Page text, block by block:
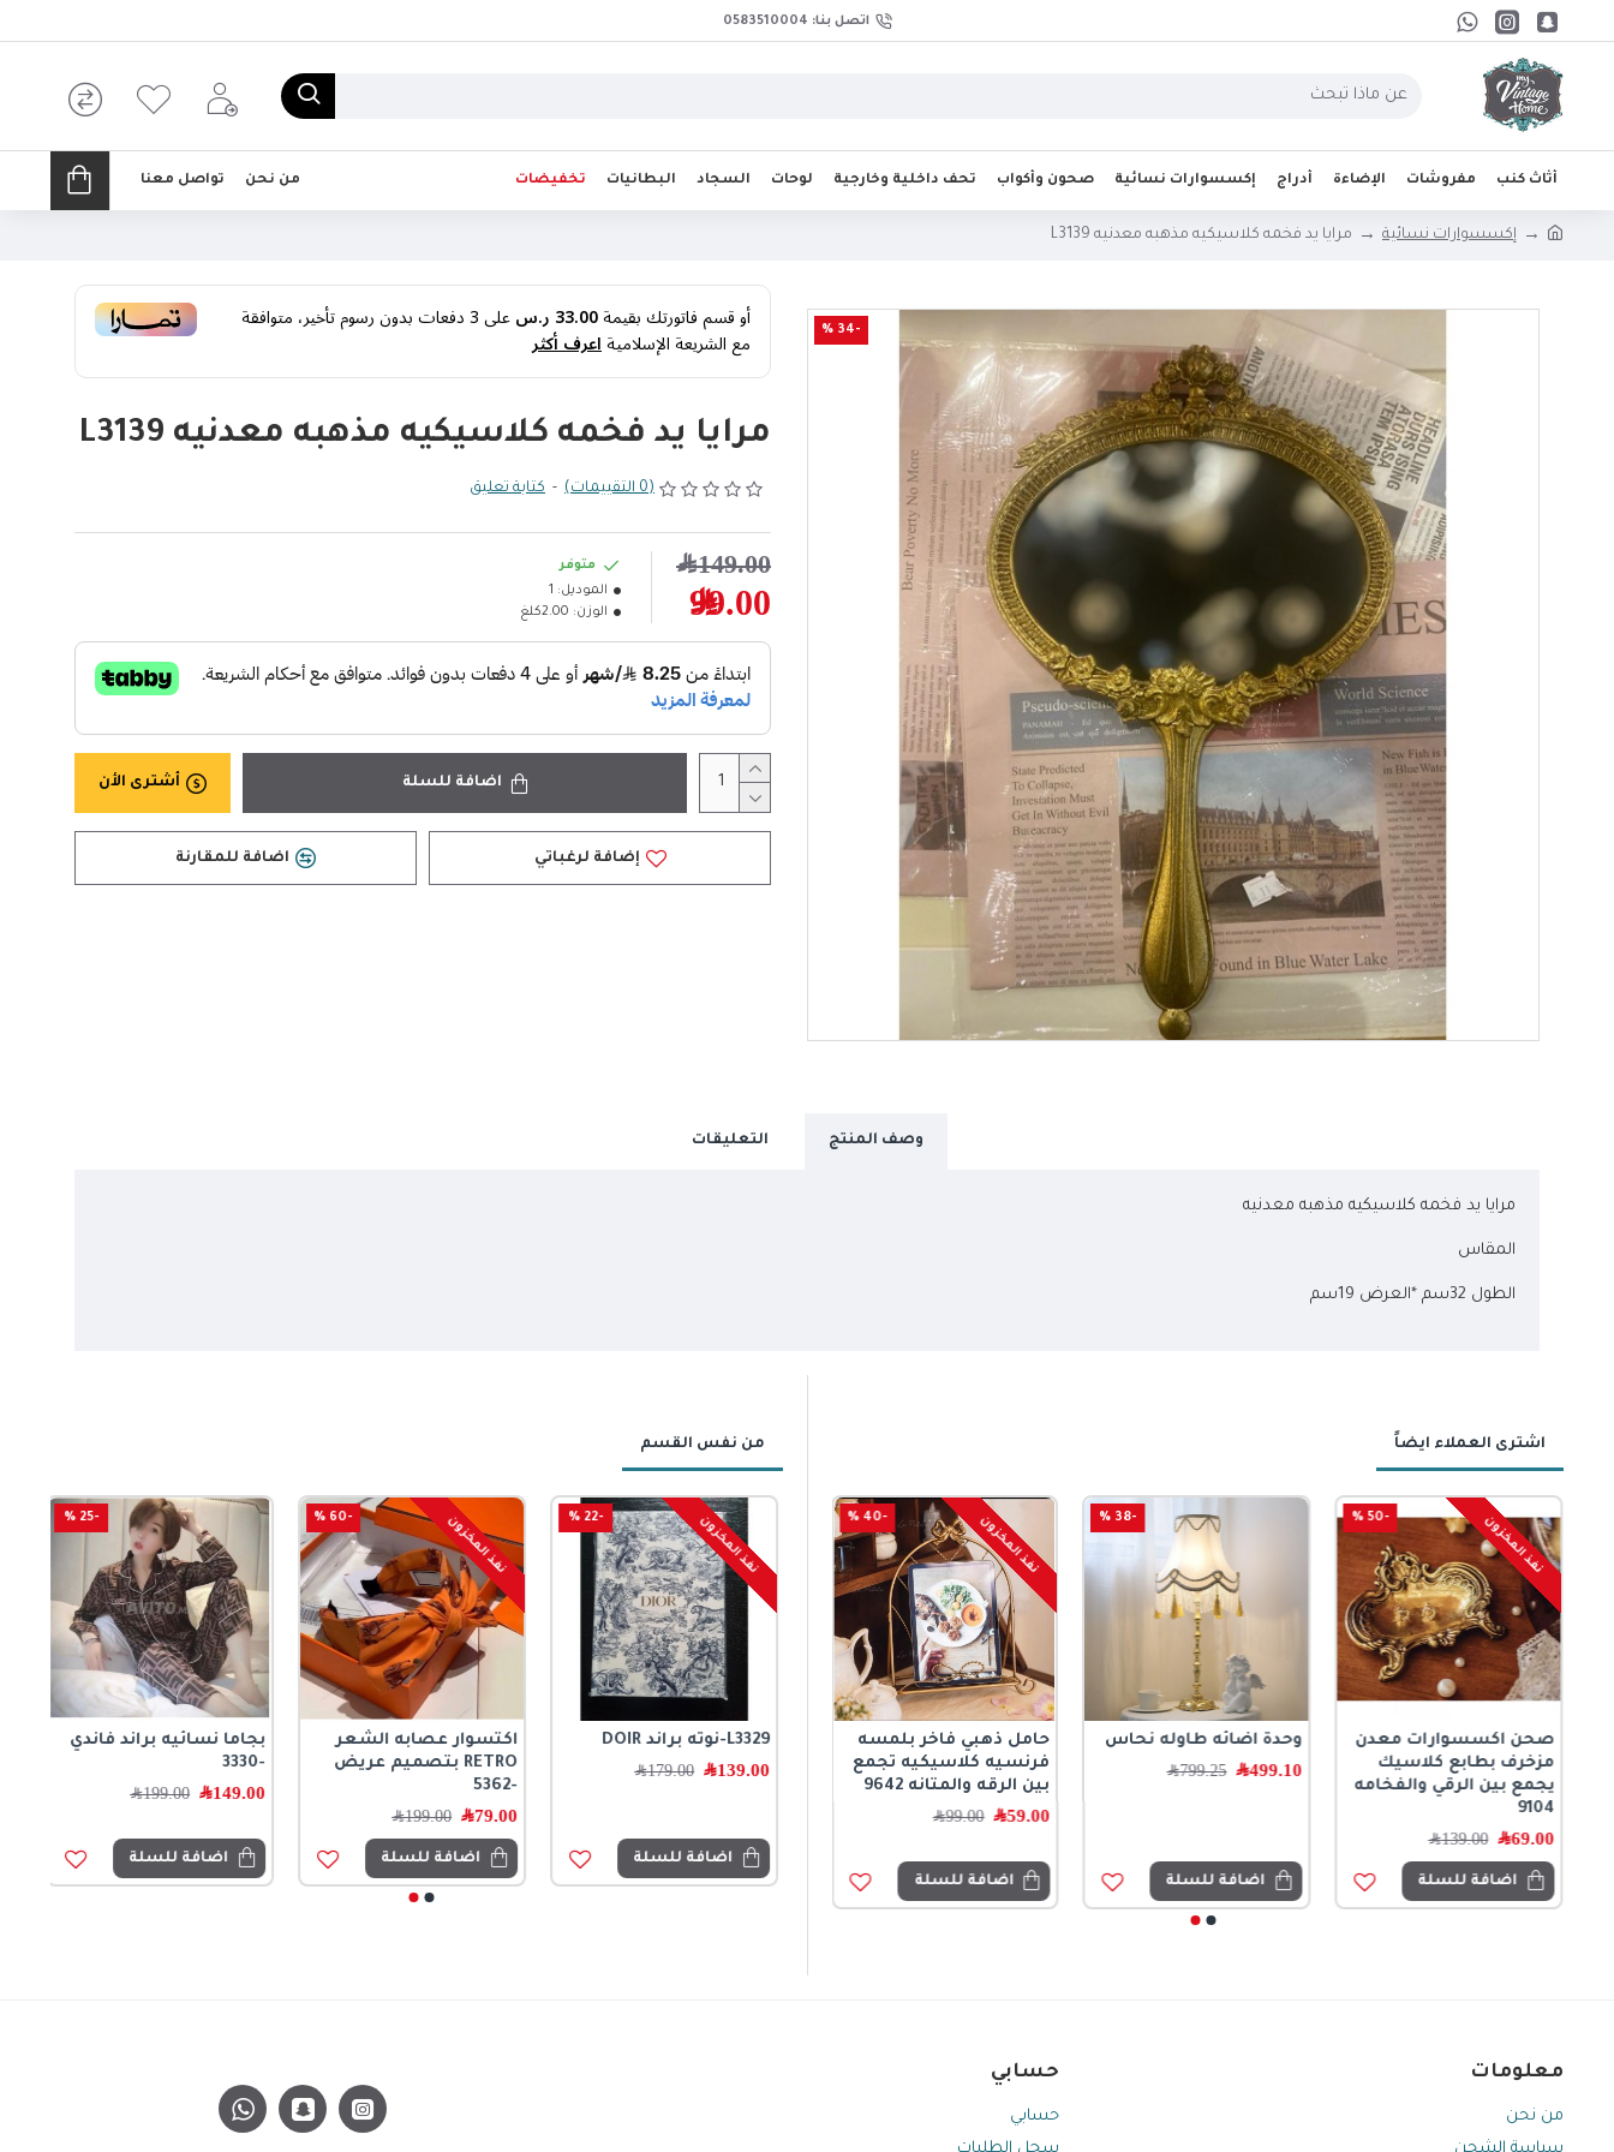
اتصل بنا: 0583510004
أثاث كنب مفروشات الإضاءة أدراج إكسسوارات نسائية صحون وأكواب تحف داخلية وخارجية لوحات السجاد البطانيات تخفيضات من نحن تواصل معنا
إكسسوارات نسائية مرايا يد فخمه كلاسيكيه مذهبه معدنيه L3139
-34 % أو قسم فاتورتك بقيمة33.00 ر.س على3دفعات بدون رسوم تأخير، متوافقة
مع الشريعة الإسلاميةاعرف أكثر
مرايا يد فخمه كلاسيكيه مذهبه معدنيه L3139
(0 التقييمات) - كتابة تعليق
99.00﷼
149.00﷼
متوفر
الموديل: 1
الوزن: 2.00كلغ
اضافة للسلة أشترى الأن
إضافة لرغباتي اضافة للمقارنة
وصف المنتج التعليقات
مرايا يد فخمه كلاسيكيه مذهبه معدنيه
المقاس
الطول 32سم *العرض 19سم
اشترى العملاء ايضاً
-50 % نفذ المخزون
صحن اكسسوارات معدن
مزخرف بطابع كلاسيك
يجمع بين الرقي والفخامه
9104
69.00﷼ 139.00﷼
اضافة للسلة
-38 %
وحدة اضائه طاوله نحاس
499.10﷼ 799.25﷼
اضافة للسلة
-40 % نفذ المخزون
حامل ذهبي فاخر بلمسه
فرنسيه كلاسيكيه تجمع
بين الرقه والمتانه 9642
59.00﷼ 99.00﷼
اضافة للسلة
من نفس القسم
-45 %
سواره لويس فيتون
ذهبي-3906
49.00﷼ 89.00 ﷼
اضافة للسلة
-75 %
-L4503شال نسائي حرير
PURBERRY
اضافة للسلة
-75 %
-L4503شال نسائي حرير
PURBERRY -2-
49.00﷼ 199.00﷼
اضافة للسلة
-22 % نفذ المخزون
L3329-نوته براند DOIR
139.00﷼ 179.00﷼
اضافة للسلة
-60 % نفذ المخزون
اكتسوار عصابه الشعر
RETRO بتصميم عريض
-5362
79.00﷼ 199.00﷼
اضافة للسلة
-25 %
بجاما نسائيه براند فاندي
-3330
149.00﷼ 199.00﷼
اضافة للسلة
معلومات
من نحن
حسابي
حسابي